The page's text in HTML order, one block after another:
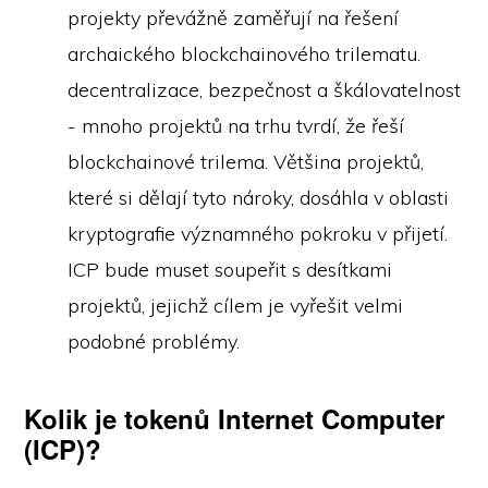
projekty převážně zaměřují na řešení
archaického blockchainového trilematu.
decentralizace, bezpečnost a škálovatelnost
- mnoho projektů na trhu tvrdí, že řeší
blockchainové trilema. Většina projektů,
které si dělají tyto nároky, dosáhla v oblasti
kryptografie významného pokroku v přijetí.
ICP bude muset soupeřit s desítkami
projektů, jejichž cílem je vyřešit velmi
podobné problémy.
Kolik je tokenů Internet Computer
(ICP)?